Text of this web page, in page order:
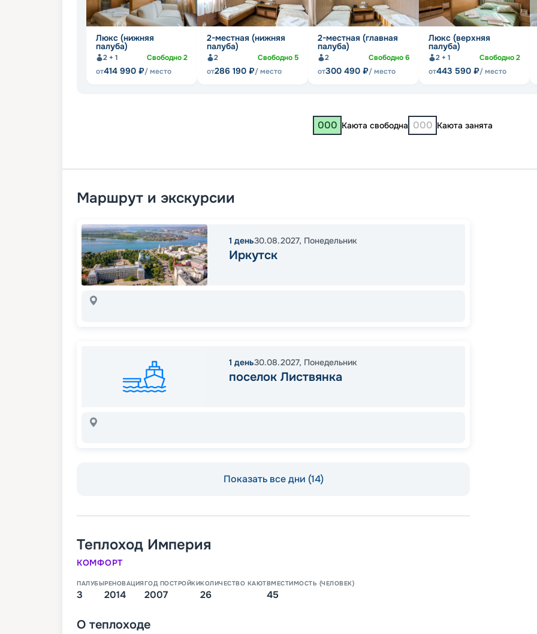
Люкс (нижняя
палуба)
2 + 1 Свободно2
от414 990 ₽/ место
2-местная (нижняя
палуба)
2 Свободно5
от286 190 ₽/ место
2-местная (главная
палуба)
2 Свободно6
от300 490 ₽/ место
Люкс (верхняя
палуба)
2 + 1 Свободно2
от443 590 ₽/ место
000 Каюта свободна 000 Каюта занята
Маршрут и экскурсии
1 день30.08.2027, Понедельник
Иркутск
1 день30.08.2027, Понедельник
поселок Листвянка
Показать все дни (14)
Теплоход Империя
КОМФОРТ
ПАЛУБЫ
3
РЕНОВАЦИЯ
2014
ГОД ПОСТРОЙКИ
2007
КОЛИЧЕСТВО КАЮТ
26
ВМЕСТИМОСТЬ (ЧЕЛОВЕК)
45
О теплоходе